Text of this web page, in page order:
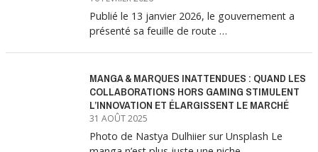
Publié le 13 janvier 2026, le gouvernement a
présenté sa feuille de route …
MANGA & MARQUES INATTENDUES : QUAND LES
COLLABORATIONS HORS GAMING STIMULENT
L’INNOVATION ET ÉLARGISSENT LE MARCHÉ
31 AOÛT 2025
Photo de Nastya Dulhiier sur Unsplash Le